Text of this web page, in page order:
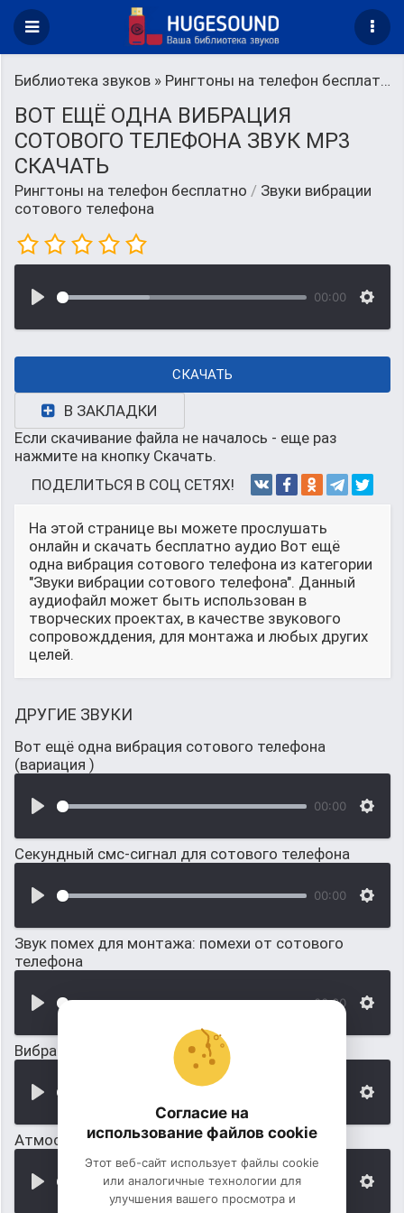
Библиотека звуков » Рингтоны на телефон бесплатно
ВОТ ЕЩЁ ОДНА ВИБРАЦИЯ
СОТОВОГО ТЕЛЕФОНА ЗВУК MP3
СКАЧАТЬ
Рингтоны на телефон бесплатно / Звуки вибрации
сотового телефона
00:00
СКАЧАТЬ
В ЗАКЛАДКИ
Если скачивание файла не началось - еще раз
нажмите на кнопку Скачать.
ПОДЕЛИТЬСЯ В СОЦ СЕТЯХ!
На этой странице вы можете прослушать
онлайн и скачать бесплатно аудио Вот ещё
одна вибрация сотового телефона из категории
"Звуки вибрации сотового телефона". Данный
аудиофайл может быть использован в
творческих проектах, в качестве звукового
сопровожддения, для монтажа и любых других
целей.
ДРУГИЕ ЗВУКИ
Вот ещё одна вибрация сотового телефона
(вариация )
00:00
Секундный смс-сигнал для сотового телефона
00:00
Звук помех для монтажа: помехи от сотового
телефона
00:00
Вибрация игрового гаджета
Атмосферный звук субмарины (вибрация)
Согласие на
использование файлов cookie
Этот веб-сайт использует файлы cookie
или аналогичные технологии для
улучшения вашего просмотра и